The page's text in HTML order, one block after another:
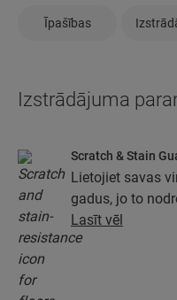
Īpašības
Izstrādājuma
Scratch & Stain
Lietojiet savas
gadus, jo to
slānis ar
Šis slānis
Lasīt vēl